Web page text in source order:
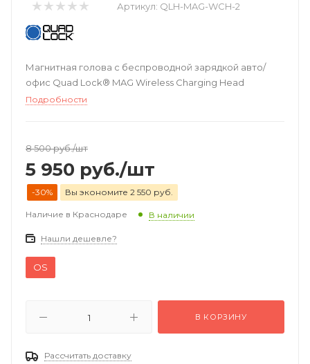
Артикул: QLH-MAG-WCH-2
Магнитная голова с беспроводной зарядкой авто/
офис Quad Lock® MAG Wireless Charging Head
Подробности
8 500руб./шт
5 950 руб./шт
-30% Вы экономите 2 550 руб.
Наличие в Краснодаре В наличии
Нашли дешевле?
OS
В КОРЗИНУ
Рассчитать доставку